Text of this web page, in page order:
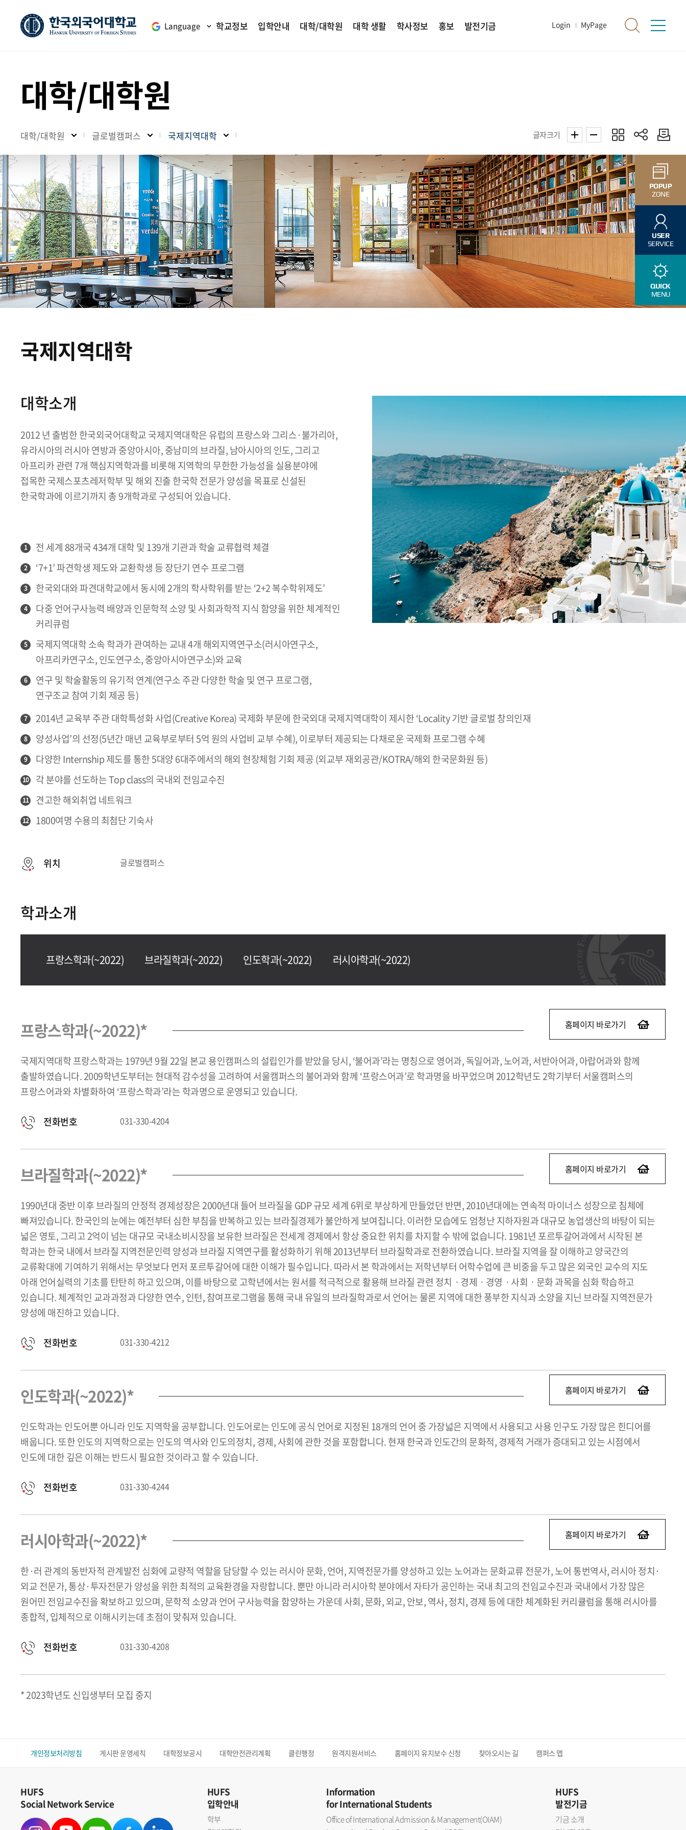
Language 학교정보 입학안내 대학/대학원 대학 생활 학사정보 홍보 발전기금 Login MyPage
대학/대학원
대학/대학원 글로벌캠퍼스 국제지역대학 글자크기
국제지역대학
대학소개
2012 년 출범한 한국외국어대학교 국제지역대학은 유럽의 프랑스와 그리스·불가리아,
유라시아의 러시아 연방과 중앙아시아, 중남미의 브라질, 남아시아의 인도, 그리고
아프리카 관련 7개 핵심지역학과를 비롯해 지역학의 무한한 가능성을 실용분야에
접목한 국제스포츠레저학부 및 해외 진출 한국학 전문가 양성을 목표로 신설된
한국학과에 이르기까지 총 9개학과로 구성되어 있습니다.
1 전 세계 88개국 434개 대학 및 139개 기관과 학술 교류협력 체결
2 ‘7+1’ 파견학생 제도와 교환학생 등 장단기 연수 프로그램
3 한국외대와 파견대학교에서 동시에 2개의 학사학위를 받는 ‘2+2 복수학위제도’
4
다중 언어구사능력 배양과 인문학적 소양 및 사회과학적 지식 함양을 위한 체계적인
커리큐럼
5
국제지역대학 소속 학과가 관여하는 교내 4개 해외지역연구소(러시아연구소,
아프리카연구소, 인도연구소, 중앙아시아연구소)와 교육
6
연구 및 학술활동의 유기적 연계(연구소 주관 다양한 학술 및 연구 프로그램,
연구조교 참여 기회 제공 등)
7 2014년 교육부 주관 대학특성화 사업(Creative Korea) 국제화 부문에 한국외대 국제지역대학이 제시한 ‘Locality 기반 글로벌 창의인재
8 양성사업’의 선정(5년간 매년 교육부로부터 5억 원의 사업비 교부 수혜), 이로부터 제공되는 다채로운 국제화 프로그램 수혜
9 다양한 Internship 제도를 통한 5대양 6대주에서의 해외 현장체험 기회 제공 (외교부 재외공관/KOTRA/해외 한국문화원 등)
10 각 분야를 선도하는 Top class의 국내외 전임교수진
11 견고한 해외취업 네트워크
12 1800여명 수용의 최첨단 기숙사
위치 글로벌캠퍼스
학과소개
프랑스학과(~2022) 브라질학과(~2022) 인도학과(~2022) 러시아학과(~2022)
프랑스학과(~2022)* 홈페이지 바로가기
국제지역대학 프랑스학과는 1979년 9월 22일 본교 용인캠퍼스의 설립인가를 받았을 당시, ‘불어과’라는 명칭으로 영어과, 독일어과, 노어과, 서반아어과, 아랍어과와 함께
출발하였습니다. 2009학년도부터는 현대적 감수성을 고려하여 서울캠퍼스의 불어과와 함께 ‘프랑스어과’로 학과명을 바꾸었으며 2012학년도 2학기부터 서울캠퍼스의
프랑스어과와 차별화하여 ‘프랑스학과’라는 학과명으로 운영되고 있습니다.
전화번호 031-330-4204
브라질학과(~2022)* 홈페이지 바로가기
1990년대 중반 이후 브라질의 안정적 경제성장은 2000년대 들어 브라질을 GDP 규모 세계 6위로 부상하게 만들었던 반면, 2010년대에는 연속적 마이너스 성장으로 침체에
빠져있습니다. 한국인의 눈에는 예전부터 심한 부침을 반복하고 있는 브라질경제가 불안하게 보여집니다. 이러한 모습에도 엄청난 지하자원과 대규모 농업생산의 바탕이 되는
넓은 영토, 그리고 2억이 넘는 대규모 국내소비시장을 보유한 브라질은 전세계 경제에서 항상 중요한 위치를 차지할 수 밖에 없습니다. 1981년 포르투갈어과에서 시작된 본
학과는 한국 내에서 브라질 지역전문인력 양성과 브라질 지역연구를 활성화하기 위해 2013년부터 브라질학과로 전환하였습니다. 브라질 지역을 잘 이해하고 양국간의
교류확대에 기여하기 위해서는 무엇보다 먼저 포르투갈어에 대한 이해가 필수입니다. 따라서 본 학과에서는 저학년부터 어학수업에 큰 비중을 두고 많은 외국인 교수의 지도
아래 언어실력의 기초를 탄탄히 하고 있으며, 이를 바탕으로 고학년에서는 원서를 적극적으로 활용해 브라질 관련 정치ㆍ경제ㆍ경영ㆍ사회ㆍ문화 과목을 심화 학습하고
있습니다. 체계적인 교과과정과 다양한 연수, 인턴, 참여프로그램을 통해 국내 유일의 브라질학과로서 언어는 물론 지역에 대한 풍부한 지식과 소양을 지닌 브라질 지역전문가
양성에 매진하고 있습니다.
전화번호 031-330-4212
인도학과(~2022)* 홈페이지 바로가기
인도학과는 인도어뿐 아니라 인도 지역학을 공부합니다. 인도어로는 인도에 공식 언어로 지정된 18개의 언어 중 가장넓은 지역에서 사용되고 사용 인구도 가장 많은 힌디어를
배웁니다. 또한 인도의 지역학으로는 인도의 역사와 인도의정치, 경제, 사회에 관한 것을 포함합니다. 현재 한국과 인도간의 문화적, 경제적 거래가 증대되고 있는 시점에서
인도에 대한 깊은 이해는 반드시 필요한 것이라고 할 수 있습니다.
전화번호 031-330-4244
러시아학과(~2022)* 홈페이지 바로가기
한·러 관계의 동반자적 관계발전 심화에 교량적 역할을 담당할 수 있는 러시아 문화, 언어, 지역전문가를 양성하고 있는 노어과는 문화교류 전문가, 노어 통번역사, 러시아 정치·
외교 전문가, 통상·투자전문가 양성을 위한 최적의 교육환경을 자랑합니다. 뿐만 아니라 러시아학 분야에서 자타가 공인하는 국내 최고의 전임교수진과 국내에서 가장 많은
원어민 전임교수진을 확보하고 있으며, 문학적 소양과 언어 구사능력을 함양하는 가운데 사회, 문화, 외교, 안보, 역사, 정치, 경제 등에 대한 체계화된 커리큘럼을 통해 러시아를
종합적, 입체적으로 이해시키는데 초점이 맞춰져 있습니다.
전화번호 031-330-4208
* 2023학년도 신입생부터 모집 중지
개인정보처리방침 게시판 운영세칙 대학정보공시 대학안전관리계획 클린행정 원격지원서비스 홈페이지 유지보수 신청 찾아오시는 길 캠퍼스 맵
HUFS
Social Network Service
HUFS
입학안내
학부
Information
for International Students
Office of International Admission & Management(OIAM)
HUFS
발전기금
기금 소개
POPUP
ZONE
USER
SERVICE
QUICK
MENU